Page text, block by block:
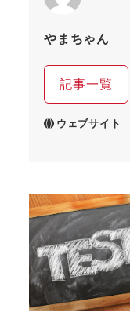
やまちゃん
記事一覧
ウェブサイト